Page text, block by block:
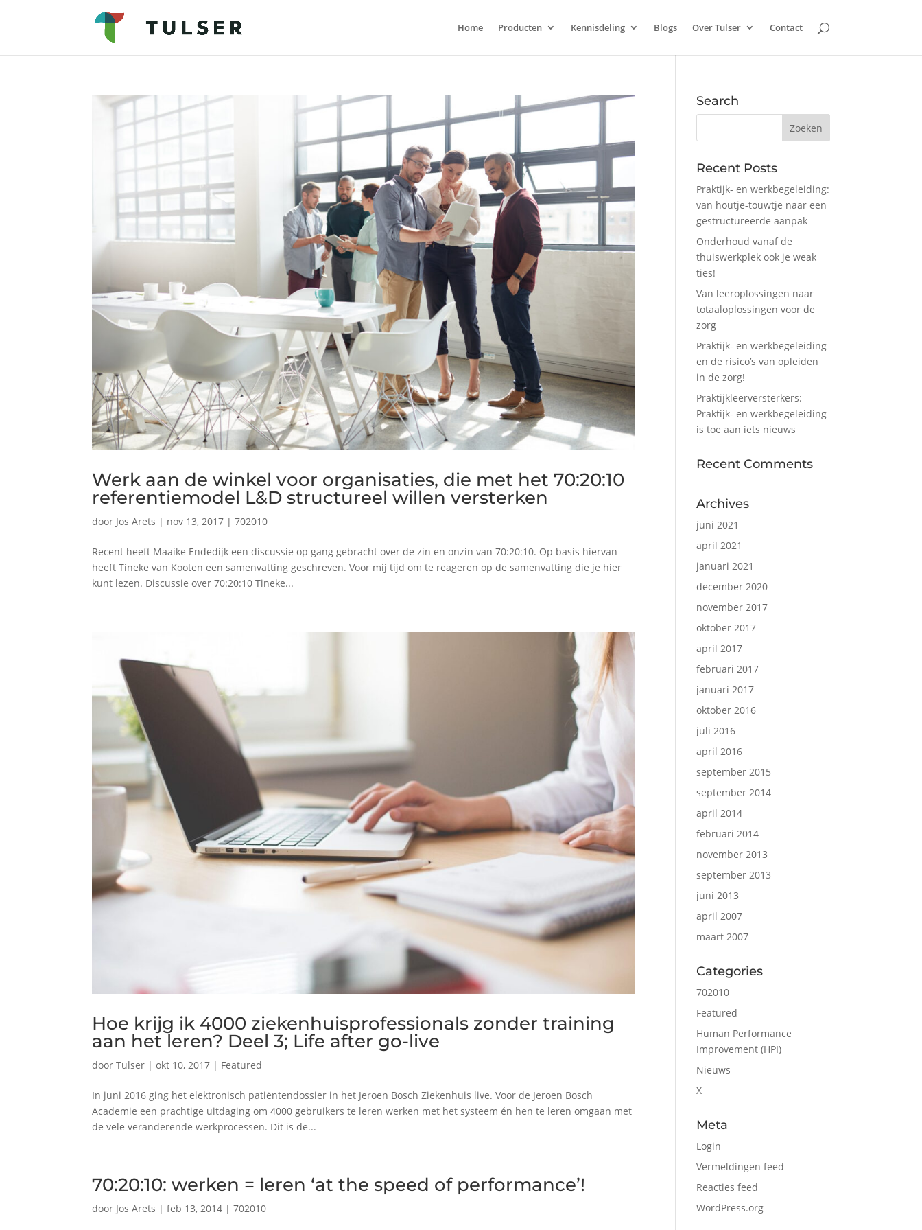
Home Producten Kennisdeling Blogs Over Tulser Contact
Werk aan de winkel voor organisaties, die met het 70:20:10
referentiemodel L&D structureel willen versterken
door Jos Arets | nov 13, 2017 |702010
Recent heeft Maaike Endedijk een discussie op gang gebracht over de zin en onzin van 70:20:10. Op basis hiervan
heeft Tineke van Kooten een samenvatting geschreven. Voor mij tijd om te reageren op de samenvatting die je hier
kunt lezen. Discussie over 70:20:10 Tineke...
Hoe krijg ik 4000 ziekenhuisprofessionals zonder training
aan het leren? Deel 3; Life after go-live
doorTulser |okt 10, 2017 | Featured
In juni 2016 ging het elektronisch patiëntendossier in het Jeroen Bosch Ziekenhuis live. Voor de Jeroen Bosch
Academie een prachtige uitdaging om 4000 gebruikers te leren werken met het systeem én hen te leren omgaan met
de vele veranderende werkprocessen. Dit is de...
70:20:10: werken = leren ‘at the speed of performance’!
door Jos Arets |feb 13, 2014 |702010
Search
Recent Posts
Praktijk- en werkbegeleiding:
van houtje-touwtje naar een
gestructureerde aanpak
Onderhoud vanaf de
thuiswerkplek ook je weak
ties!
Van leeroplossingen naar
totaaloplossingen voor de
zorg
Praktijk- en werkbegeleiding
en de risico’s van opleiden
in de zorg!
Praktijkleerversterkers:
Praktijk- en werkbegeleiding
is toe aan iets nieuws
Recent Comments
Archives
juni 2021
april 2021
januari 2021
december 2020
november 2017
oktober 2017
april 2017
februari 2017
januari 2017
oktober 2016
juli 2016
april 2016
september 2015
september 2014
april 2014
februari 2014
november 2013
september 2013
juni 2013
april 2007
maart 2007
Categories
702010
Featured
Human Performance
Improvement (HPI)
Nieuws
X
Meta
Login
Vermeldingen feed
Reacties feed
WordPress.org